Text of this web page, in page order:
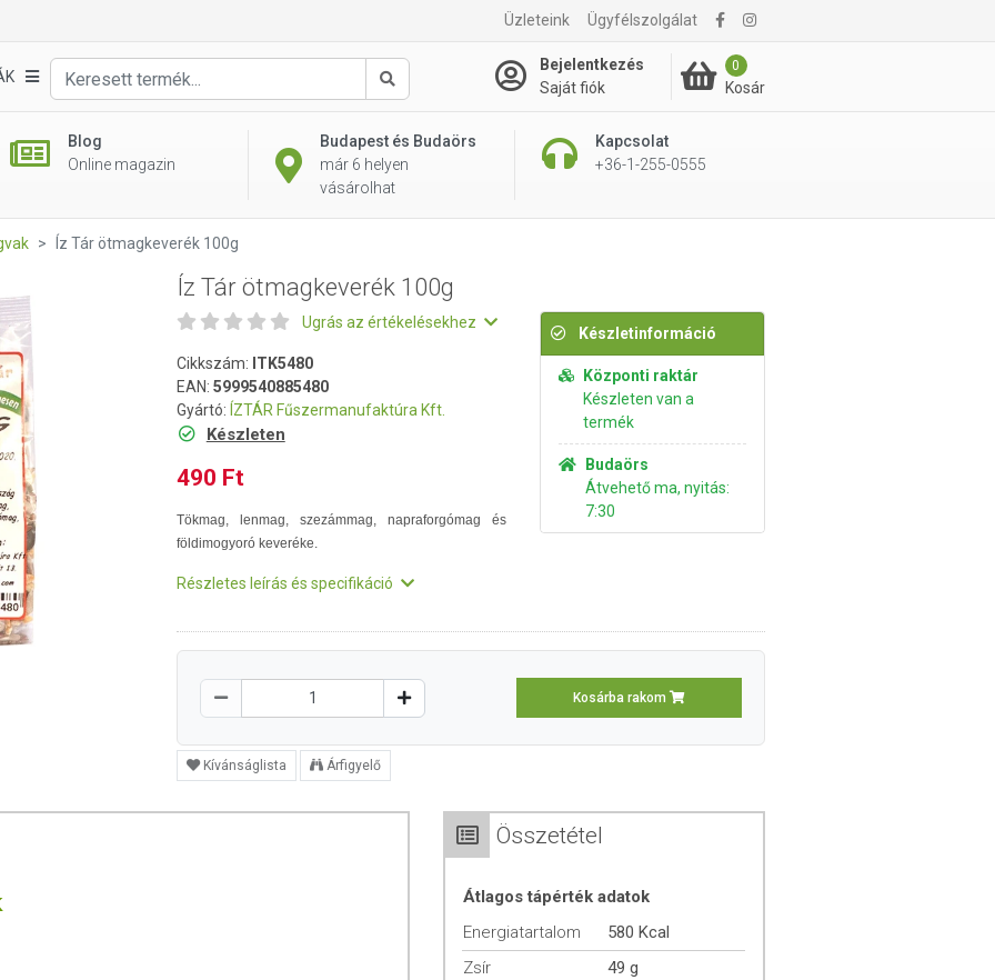
Üzleteink Ügyfélszolgálat
Keresés
Bejelentkezés
Saját fiók
0
Kosár
Blog
Online magazin
Budapest és Budaörs
már 6 helyen
vásárolhat
Kapcsolat
+36-1-255-0555
490 Ft Kosárba rakom
Íz Tár ötmagkeverék 100g
Íz Tár ötmagkeverék 100g
Ugrás az értékelésekhez
Cikkszám: ITK5480
EAN: 5999540885480
Gyártó: ÍZTÁR Fűszermanufaktúra Kft.
Készleten
490 Ft
Tökmag, lenmag, szezámmag, napraforgómag és
földimogyoró keveréke.
Részletes leírás és specifikáció
Készletinformáció
Központi raktár
Készleten van a
termék
Budaörs
Átvehető ma, nyitás:
7:30
Kosárba rakom
Kívánságlista Árfigyelő
Összetétel
Átlagos tápérték adatok
Energiatartalom
580 Kcal
Zsír
49 g